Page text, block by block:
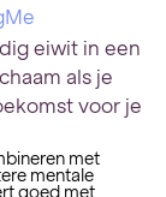
eiwit in een
als je
voor je
met
mentale
goed met